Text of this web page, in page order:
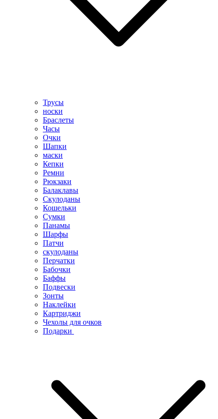
Трусы
носки
Браслеты
Часы
Очки
Шапки
маски
Кепки
Ремни
Рюкзаки
Балаклавы
Скулоданы
Кошельки
Сумки
Панамы
Шарфы
Патчи
скулоданы
Перчатки
Бабочки
Баффы
Подвески
Зонты
Наклейки
Картриджи
Чехолы для очков
Подарки